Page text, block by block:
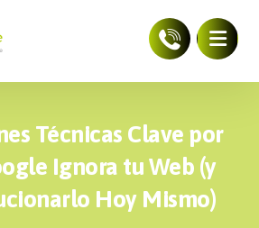
Técnicas Clave por
Ignora tu Web (y
Hoy Mismo)